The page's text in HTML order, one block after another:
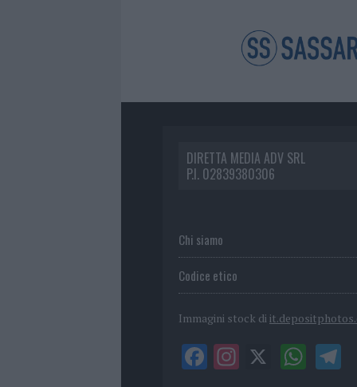
DIRETTA MEDIA ADV SRL
P.I. 02839380306
Chi siamo
Codice etico
Immagini stock di